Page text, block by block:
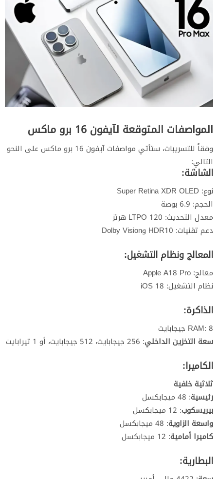
المواصفات المتوقعة لآيفون 16 برو ماكس
وفقاً للتسريبات، ستأتي مواصفات آيفون 16 برو ماكس على النحو
التالي:
الشاشة:
نوع: Super Retina XDR OLED
الحجم: 6.9 بوصة
معدل التحديث: LTPO 120 هرتز
دعم تقنيات: HDR10 وDolby Vision
المعالج ونظام التشغيل:
معالج: Apple A18 Pro
نظام التشغيل: iOS 18
الذاكرة:
RAM: 8 جيجابايت
سعة التخزين الداخلي: 256 جيجابايت، 512 جيجابايت، أو 1 تيرابايت
الكاميرا:
ثلاثية خلفية
رئيسية: 48 ميجابكسل
بيريسكوب: 12 ميجابكسل
واسعة الزاوية: 48 ميجابكسل
كاميرا أمامية: 12 ميجابكسل
البطارية: